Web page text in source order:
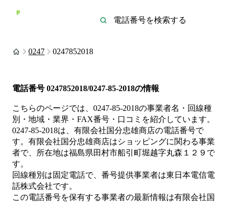
0247 0247852018
電話番号 0247852018/0247-85-2018の情報
こちらのページでは、 0247-85-2018の事業者名・回線種
別・地域・業界・FAX番号・口コミを紹介しています。
0247-85-2018は、 有限会社国分忠雄商店の電話番号で
す。 有限会社国分忠雄商店はショッピングに関わる事業
者で、所在地は福島県田村市船引町堀越字丸森１２９ で
す。
回線種別は固定電話で、番号提供事業者は東日本電信電
話株式会社です。
この電話番号を保有する事業者の最新情報は有限会社国